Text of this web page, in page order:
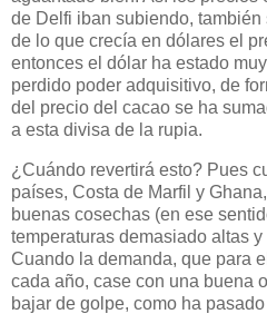
de Delfi iban subiendo,
de lo que crecía en dólares el
entonces el dólar ha estado
perdido poder adquisitivo, de
del precio del cacao se ha
a esta divisa de la rupia.
¿Cuándo revertirá esto? Pues
países, Costa de Marfil y
buenas cosechas (en ese
temperaturas demasiado altas
Cuando la demanda, que para
cada año, case con una buena
bajar de golpe, como ha